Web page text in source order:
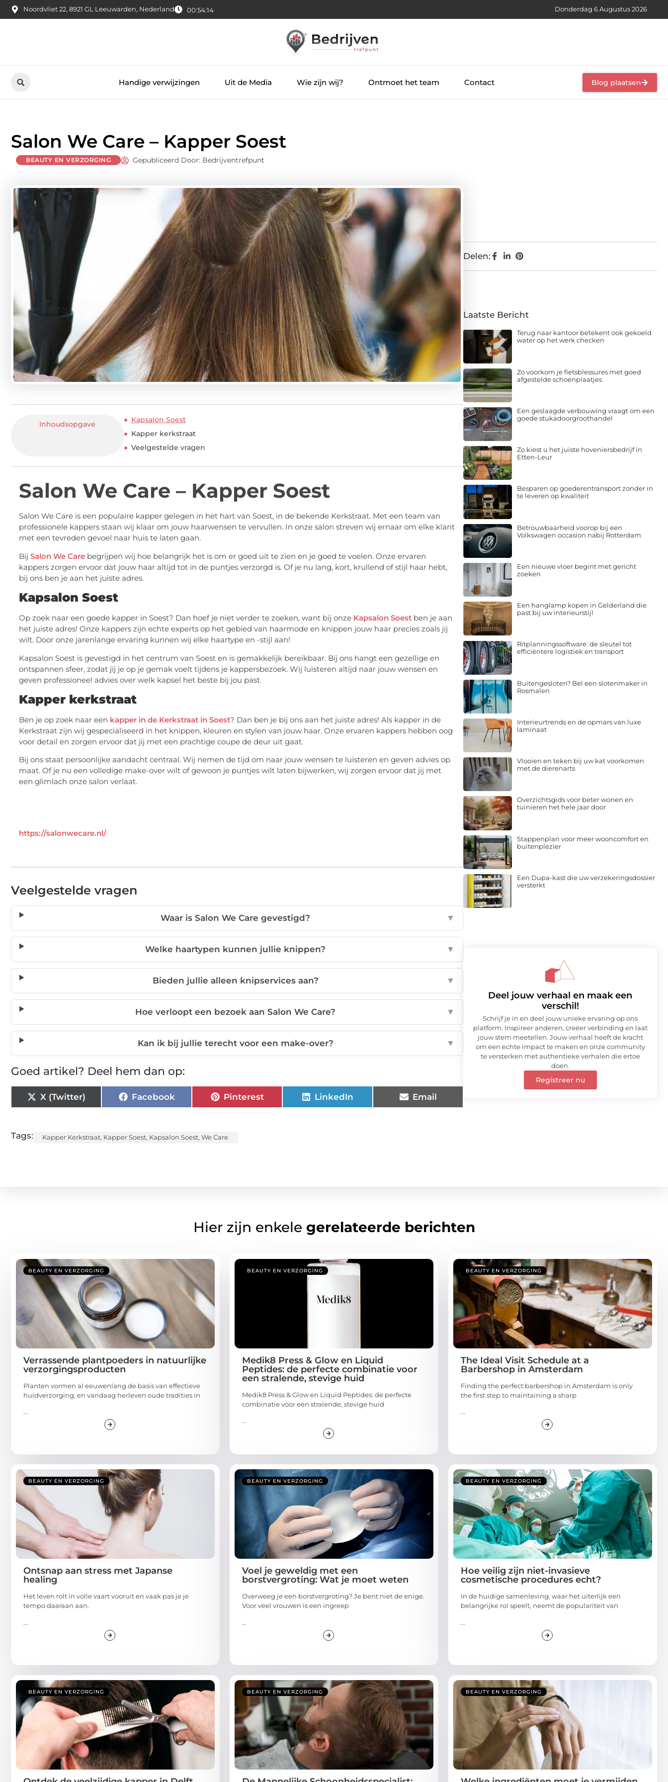
Noordvliet 22, 8921 GL Leeuwarden, Nederland 00:54:15 Donderdag 6 Augustus 2026
Handige verwijzingen Uit de Media Wie zijn wij? Ontmoet het team Contact Blog plaatsen
Salon We Care – Kapper Soest
BEAUTY EN VERZORGING Gepubliceerd Door: Bedrijventrefpunt
Inhoudsopgave
Kapsalon Soest
Kapper kerkstraat
Veelgestelde vragen
Salon We Care – Kapper Soest
Salon We Care is een populaire kapper gelegen in het hart van Soest, in de bekende Kerkstraat. Met een team van
professionele kappers staan wij klaar om jouw haarwensen te vervullen. In onze salon streven wij ernaar om elke klant
met een tevreden gevoel naar huis te laten gaan.
Bij Salon We Care begrijpen wij hoe belangrijk het is om er goed uit te zien en je goed te voelen. Onze ervaren
kappers zorgen ervoor dat jouw haar altijd tot in de puntjes verzorgd is. Of je nu lang, kort, krullend of stijl haar hebt,
bij ons ben je aan het juiste adres.
Kapsalon Soest
Op zoek naar een goede kapper in Soest? Dan hoef je niet verder te zoeken, want bij onze Kapsalon Soest ben je aan
het juiste adres! Onze kappers zijn echte experts op het gebied van haarmode en knippen jouw haar precies zoals jij
wilt. Door onze jarenlange ervaring kunnen wij elke haartype en -stijl aan!
Kapsalon Soest is gevestigd in het centrum van Soest en is gemakkelijk bereikbaar. Bij ons hangt een gezellige en
ontspannen sfeer, zodat jij je op je gemak voelt tijdens je kappersbezoek. Wij luisteren altijd naar jouw wensen en
geven professioneel advies over welk kapsel het beste bij jou past.
Kapper kerkstraat
Ben je op zoek naar een kapper in de Kerkstraat in Soest? Dan ben je bij ons aan het juiste adres! Als kapper in de
Kerkstraat zijn wij gespecialiseerd in het knippen, kleuren en stylen van jouw haar. Onze ervaren kappers hebben oog
voor detail en zorgen ervoor dat jij met een prachtige coupe de deur uit gaat.
Bij ons staat persoonlijke aandacht centraal. Wij nemen de tijd om naar jouw wensen te luisteren en geven advies op
maat. Of je nu een volledige make-over wilt of gewoon je puntjes wilt laten bijwerken, wij zorgen ervoor dat jij met
een glimlach onze salon verlaat.
https://salonwecare.nl/
Veelgestelde vragen
Waar is Salon We Care gevestigd? ▼
Welke haartypen kunnen jullie knippen? ▼
Bieden jullie alleen knipservices aan? ▼
Hoe verloopt een bezoek aan Salon We Care? ▼
Kan ik bij jullie terecht voor een make-over? ▼
Goed artikel? Deel hem dan op:
X (Twitter) Facebook Pinterest LinkedIn Email
Tags: Kapper Kerkstraat, Kapper Soest, Kapsalon Soest, We Care
Delen:
Laatste Bericht
Terug naar kantoor betekent ook gekoeld
water op het werk checken
Zo voorkom je fietsblessures met goed
afgestelde schoenplaatjes
Een geslaagde verbouwing vraagt om een
goede stukadoorgroothandel
Zo kiest u het juiste hoveniersbedrijf in
Etten-Leur
Besparen op goederentransport zonder in
te leveren op kwaliteit
Betrouwbaarheid voorop bij een
Volkswagen occasion nabij Rotterdam
Een nieuwe vloer begint met gericht
zoeken
Een hanglamp kopen in Gelderland die
past bij uw interieurstijl
Ritplanningssoftware: de sleutel tot
efficiëntere logistiek en transport
Buitengesloten? Bel een slotenmaker in
Rosmalen
Interieurtrends en de opmars van luxe
laminaat
Vlooien en teken bij uw kat voorkomen
met de dierenarts
Overzichtsgids voor beter wonen en
tuinieren het hele jaar door
Stappenplan voor meer wooncomfort en
buitenplezier
Een Dupa-kast die uw verzekeringsdossier
versterkt
Deel jouw verhaal en maak een
verschil!
Schrijf je in en deel jouw unieke ervaring op ons
platform. Inspireer anderen, creëer verbinding en laat
jouw stem meetellen. Jouw verhaal heeft de kracht
om een echte impact te maken en onze community
te versterken met authentieke verhalen die ertoe
doen.
Registreer nu
Hier zijn enkele gerelateerde berichten
BEAUTY EN VERZORGING
Verrassende plantpoeders in natuurlijke
verzorgingsproducten
Planten vormen al eeuwenlang de basis van effectieve
huidverzorging, en vandaag herleven oude tradities in
...
BEAUTY EN VERZORGING
Medik8 Press & Glow en Liquid
Peptides: de perfecte combinatie voor
een stralende, stevige huid
Medik8 Press & Glow en Liquid Peptides: de perfecte
combinatie voor een stralende, stevige huid
...
BEAUTY EN VERZORGING
The Ideal Visit Schedule at a
Barbershop in Amsterdam
Finding the perfect barbershop in Amsterdam is only
the first step to maintaining a sharp
...
BEAUTY EN VERZORGING
Ontsnap aan stress met Japanse
healing
Het leven rolt in volle vaart vooruit en vaak pas je je
tempo daaraan aan.
...
BEAUTY EN VERZORGING
Voel je geweldig met een
borstvergroting: Wat je moet weten
Overweeg je een borstvergroting? Je bent niet de enige.
Voor veel vrouwen is een ingreep
...
BEAUTY EN VERZORGING
Hoe veilig zijn niet-invasieve
cosmetische procedures echt?
In de huidige samenleving, waar het uiterlijk een
belangrijke rol speelt, neemt de populariteit van
...
BEAUTY EN VERZORGING BEAUTY EN VERZORGING BEAUTY EN VERZORGING